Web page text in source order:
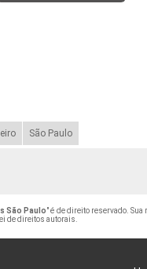
São Paulo
São Paulo" é de direito reservado.
de direitos autorais